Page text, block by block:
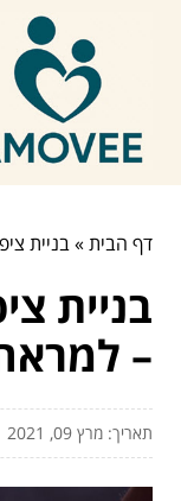
דף הבית»בניית
בניית
–
תאריך: מרץ 09, 2021